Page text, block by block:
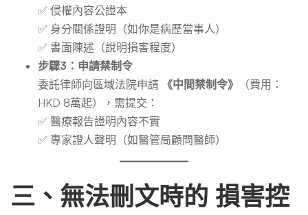
✅ 侵權內容公證本
✅ 身分關係證明（如你是病歷當事人）
✅ 書面陳述（說明損害程度）
步驟3：申請禁制令
委託律師向區域法院申請 《中間禁制令》
（費用：
HKD 8萬起），需提交：
✅ 醫療報告證明內容不實
✅ 專家證人聲明（如醫管局顧問醫師）
三、無法刪文時的 損害控